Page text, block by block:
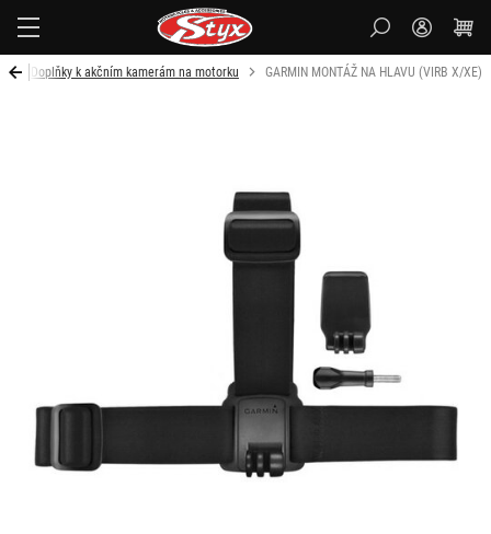
Doplňky k akčním kamerám na motorku GARMIN MONTÁŽ NA HLAVU (VIRB X/XE)